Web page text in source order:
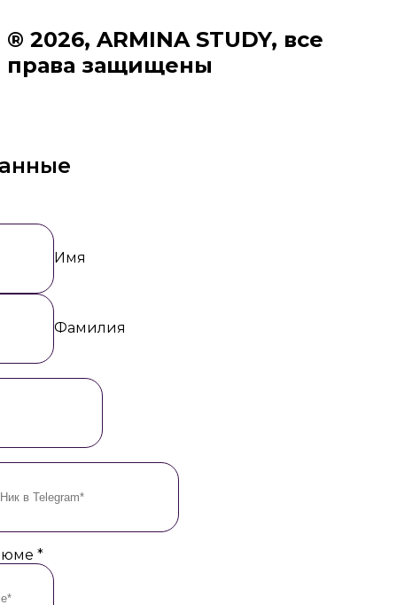
® 2026, ARMINA STUDY, все
права защищены
Имя
Фамилия
*